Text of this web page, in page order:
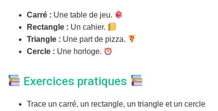
Carré : Une table de jeu.
Rectangle : Un cahier.
Triangle : Une part de pizza.
Cercle : Une horloge.
Exercices pratiques
Trace un carré, un rectangle, un triangle et un cercle